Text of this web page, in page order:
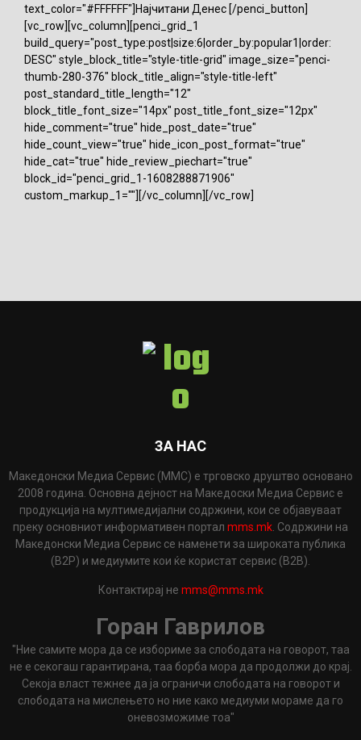
text_color="#FFFFFF"]Најчитани Денес [/penci_button]
[vc_row][vc_column][penci_grid_1
build_query="post_type:post|size:6|order_by:popular1|order:
DESC" style_block_title="style-title-grid" image_size="penci-
thumb-280-376" block_title_align="style-title-left"
post_standard_title_length="12"
block_title_font_size="14px" post_title_font_size="12px"
hide_comment="true" hide_post_date="true"
hide_count_view="true" hide_icon_post_format="true"
hide_cat="true" hide_review_piechart="true"
block_id="penci_grid_1-1608288871906"
custom_markup_1=""][/vc_column][/vc_row]
ЗА НАС
Македонски Медиа Сервис (ММС) е трговско друштво основано
2008 година. Основна дејност на Македоски Медиа Сервис е
продукција на мултимедијални содржини, кои се објавуваат
преку основниот информативен портал mms.mk. Содржини на
Македонски Медиа Сервис се наменети за широката публика
(B2P) и медиумите кои ќе користат сервис (B2B).
Контактирај не mms@mms.mk
Горан Гаврилов
"Ние самите мора да се избориме за слободата на говорот, таа
не е секогаш гарантирана, таа борба мора да продолжи до крај.
Секоја власт тежнее да ја ограничи слободата на говорот и
слободата на мислењето но ние како медиуми мораме да го
оневозможиме тоа"